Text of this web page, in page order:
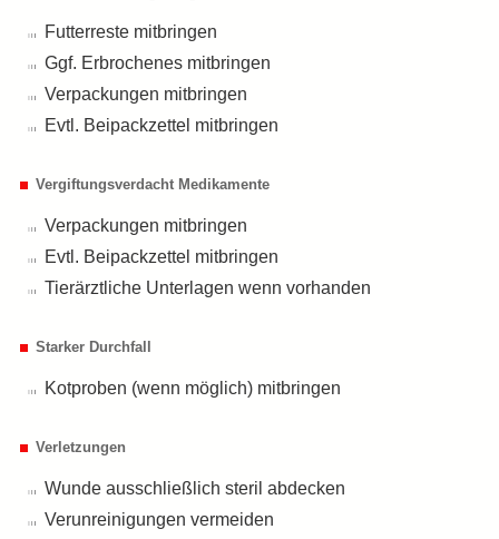
Futterreste mitbringen
Ggf. Erbrochenes mitbringen
Verpackungen mitbringen
Evtl. Beipackzettel mitbringen
Vergiftungsverdacht Medikamente
Verpackungen mitbringen
Evtl. Beipackzettel mitbringen
Tierärztliche Unterlagen wenn vorhanden
Starker Durchfall
Kotproben (wenn möglich) mitbringen
Verletzungen
Wunde ausschließlich steril abdecken
Verunreinigungen vermeiden